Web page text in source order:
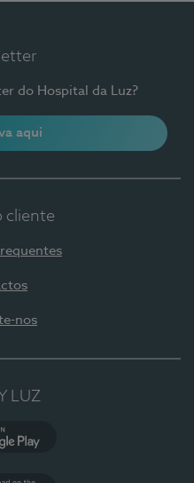
do Hospital da Luz?
aqui
cliente
nos
LUZ